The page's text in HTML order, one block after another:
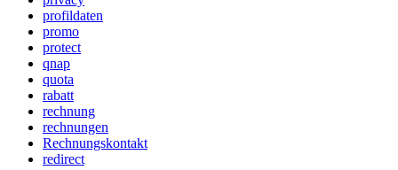
profildaten
promo
protect
qnap
quota
rabatt
rechnung
rechnungen
Rechnungskontakt
redirect